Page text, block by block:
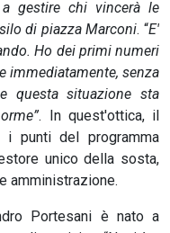
gestire chi vincerà le
di piazza Marconi. “E'
Ho dei primi numeri
immediatamente, senza
questa situazione sta
. In quest'ottica, il
i punti del programma
unico della sosta,
amministrazione.
Portesani è nato a